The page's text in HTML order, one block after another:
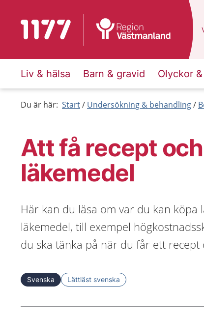
Till startsidan för 1177
Liv & hälsa Barn & gravid Olyckor
Du är här: Start Undersökning & behandling
Att få recept
läkemedel
Här kan du läsa om var du kan
läkemedel, till exempel
du ska tänka på när du får ett
Svenska Lättläst svenska